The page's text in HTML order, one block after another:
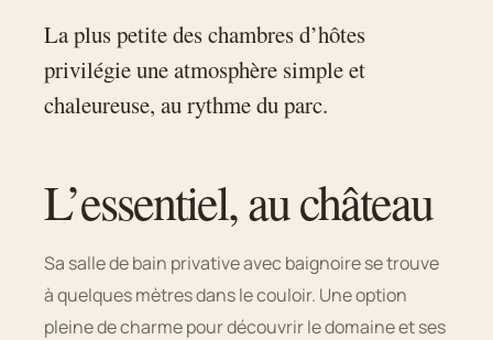
La plus petite des chambres d’hôtes
privilégie une atmosphère simple et
chaleureuse, au rythme du parc.
L’essentiel, au château
Sa salle de bain privative avec baignoire se trouve
à quelques mètres dans le couloir. Une option
pleine de charme pour découvrir le domaine et ses